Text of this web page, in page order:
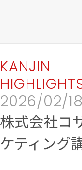
KANJIN
2026/02/18
株式会社コ
ケティング